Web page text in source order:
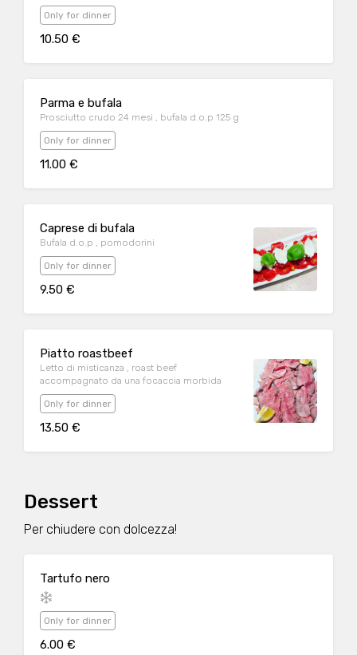
Only for dinner
10.50 €
Parma e bufala
Prosciutto crudo 24 mesi , bufala d.o.p 125 g
Only for dinner
11.00 €
Caprese di bufala
Bufala d.o.p , pomodorini
Only for dinner
9.50 €
Piatto roastbeef
Letto di misticanza , roast beef
accompagnato da una focaccia morbida
Only for dinner
13.50 €
Dessert
Per chiudere con dolcezza!
Tartufo nero
Only for dinner
6.00 €